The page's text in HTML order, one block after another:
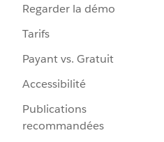
Regarder la démo
Tarifs
Payant vs. Gratuit
Accessibilité
Publications
recommandées